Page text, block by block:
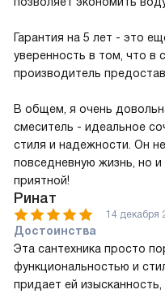
Гарантия на 5 лет - это
уверенность в том, что в
производитель
В общем, я очень
смеситель - идеальное
стиля и надежности. Он
повседневную жизнь, но
приятной!
Ринат
14 декабря
Достоинства
Эта сантехника просто
функциональностью и
придает ей